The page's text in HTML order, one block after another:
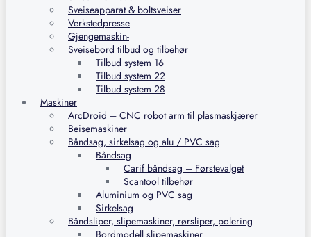
Sveiseapparat & boltsveiser
Verkstedpresse
Gjengemaskin-
Sveisebord tilbud og tilbehør
Tilbud system 16
Tilbud system 22
Tilbud system 28
Maskiner
ArcDroid – CNC robot arm til plasmaskjærer
Beisemaskiner
Båndsag, sirkelsag og alu / PVC sag
Båndsag
Carif båndsag – Førstevalget
Scantool tilbehør
Aluminium og PVC sag
Sirkelsag
Båndsliper, slipemaskiner, rørsliper, polering
Bordmodell slipemaskiner